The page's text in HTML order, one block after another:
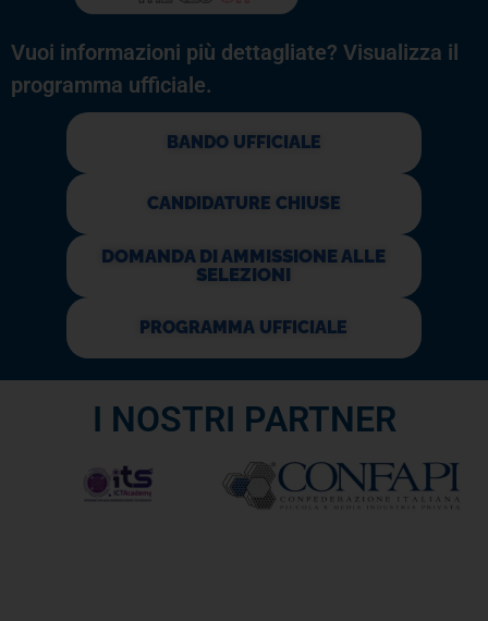
Vuoi informazioni più dettagliate? Visualizza il
programma ufficiale.
BANDO UFFICIALE
CANDIDATURE CHIUSE
DOMANDA DI AMMISSIONE ALLE
SELEZIONI
PROGRAMMA UFFICIALE
I NOSTRI PARTNER